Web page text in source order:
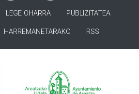
LEGE OHARRA PUBLIZITATEA
HARREMANETARAKO RSS